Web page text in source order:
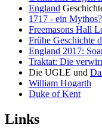
England
1717 - ein Mythos?
Freemasons Hall
Frühe Geschichte
England 2017:
Traktat: Die
Die UGLE und
William Hogarth
Duke of Kent
Links